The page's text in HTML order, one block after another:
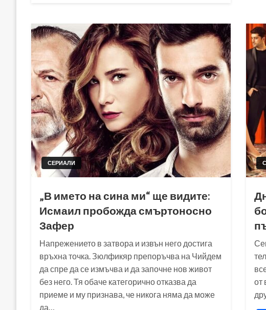
СЕРИАЛИ
„В името на сина ми“ ще видите:
Исмаил пробожда смъртоносно
Зафер
Напрежението в затвора и извън него достига
връхна точка. Зюлфикяр препоръчва на Чийдем
да спре да се измъчва и да започне нов живот
без него. Тя обаче категорично отказва да
приеме и му признава, че никога няма да може
да…
от